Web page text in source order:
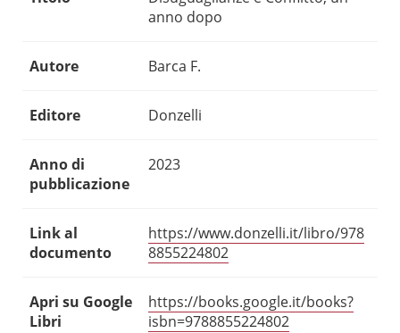
anno dopo
Autore Barca F.
Editore Donzelli
Anno di
pubblicazione
2023
Link al
documento
https://www.donzelli.it/libro/978
8855224802
Apri su Google
Libri
https://books.google.it/books?
isbn=9788855224802